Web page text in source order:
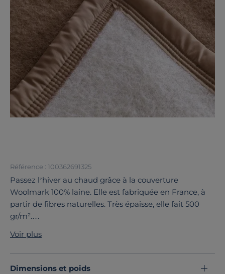
Référence : 100362691325
Passez l’hiver au chaud grâce à la couverture
Woolmark 100% laine. Elle est fabriquée en France, à
partir de fibres naturelles. Très épaisse, elle fait 500
gr/m².
vous apporte tout le confort et la noblesse d’une belle
matière naturelle. Elle est parfaite pour réchauffer les
nuits très froides de l’hiver et elle vous assure une nuit
Voir plus
Dimensions et poids